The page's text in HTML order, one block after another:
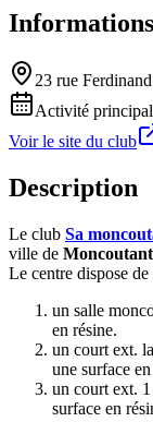
23 rue
Activité
Voir le site du club
Description
Le club Sa
ville de Moncoutant
Le centre dispose de
un salle
en résine.
un court ext.
une surface
un court ext.
surface en